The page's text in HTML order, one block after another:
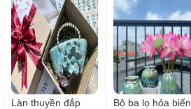
Làn thuyền đắp
Bộ ba lọ hỏa biến